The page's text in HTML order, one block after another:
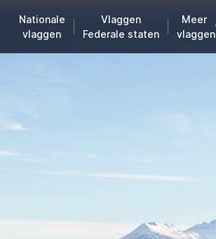
Nationale
vlaggen
Vlaggen
Federale staten
Meer
vlaggen